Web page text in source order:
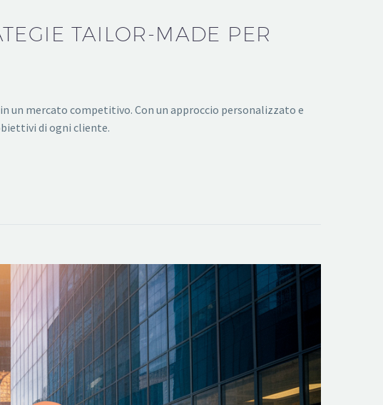
TAILOR-MADE PER
un mercato competitivo. Con un approccio personalizzato e
di ogni cliente.